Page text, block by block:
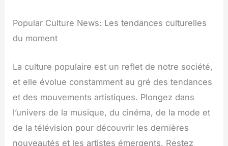
Popular Culture News: Les tendances culturelles
du moment
La culture populaire est un reflet de notre société,
et elle évolue constamment au gré des tendances
et des mouvements artistiques. Plongez dans
l’univers de la musique, du cinéma, de la mode et
de la télévision pour découvrir les dernières
nouveautés et les artistes émergents. Restez